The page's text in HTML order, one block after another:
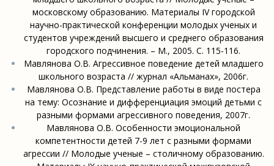
московскому образованию. Материалы IV городской
научно-практической конференции молодых ученых и
студентов учреждений высшего и среднего образования
городского подчинения. – М., 2005. С. 115-116.
Мавлянова О.В. Агрессивное поведение детей младшего
школьного возраста // журнал «Альманах», 2006г.
Мавлянова О.В. Представление работы в виде постера
на тему: Осознание и дифференциация эмоций детьми с
разными формами агрессивного поведения, 2007г.
Мавлянова О.В. Особенности эмоциональной
компетентности детей 7-9 лет с разными формами
агрессии // Молодые ученые – столичному образованию.